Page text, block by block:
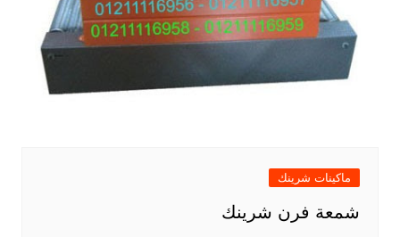
ماكينات شرينك
شمعة فرن شرينك